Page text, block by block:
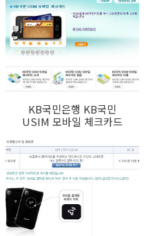
KB국민은행 KB국민
USIM 모바일 체크카드